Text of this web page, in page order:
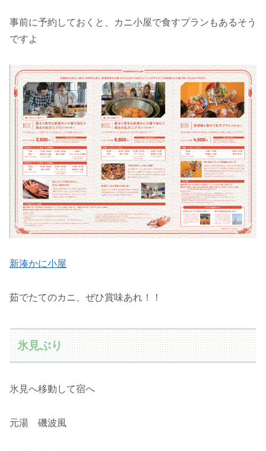
事前に予約しておくと、カニ小屋で食すプランもあるそう
ですよ
新湊かに小屋
茹でたてのカニ、ぜひ賞味あれ！！
氷見ぶり
氷見へ移動して宿へ
元湯 磯波風